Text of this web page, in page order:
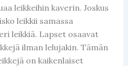
leikkeihin kaverin. Joskus
leikkii samassa
leikkiä. Lapset osaavat
ilman lelujakin. Tämän
on kaikenlaiset